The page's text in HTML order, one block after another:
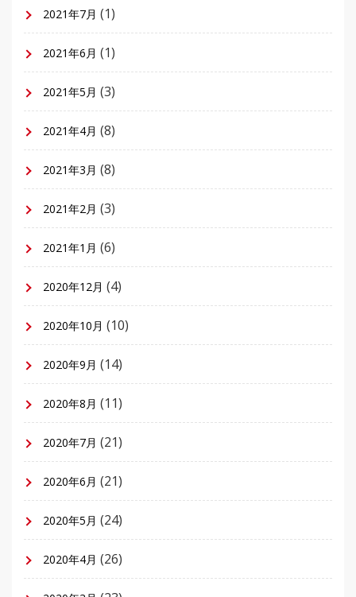
2021年7月 (1)
2021年6月 (1)
2021年5月 (3)
2021年4月 (8)
2021年3月 (8)
2021年2月 (3)
2021年1月 (6)
2020年12月 (4)
2020年10月 (10)
2020年9月 (14)
2020年8月 (11)
2020年7月 (21)
2020年6月 (21)
2020年5月 (24)
2020年4月 (26)